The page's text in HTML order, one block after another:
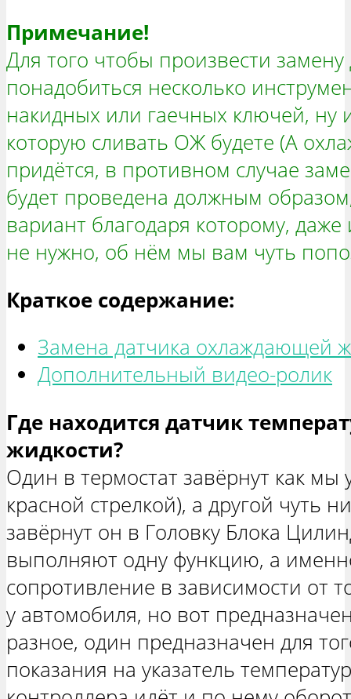
Примечание!
Для того чтобы произвести
понадобиться несколько
накидных или гаечных ключей, ну
которую сливать ОЖ будете (А
придётся, в противном случае
будет проведена должным
вариант благодаря которому, даже
не нужно, об нём мы вам чуть
Краткое содержание:
Замена датчика охлаждающей
Дополнительный видео-ролик
Где находится датчик
жидкости?
Один в термостат завёрнут как мы
красной стрелкой), а другой чуть
завёрнут он в Головку Блока
выполняют одну функцию, а
сопротивление в зависимости от
у автомобиля, но вот
разное, один предназначен для
показания на указатель